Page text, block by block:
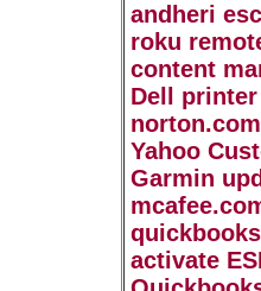
andheri
roku
content
Dell
Yahoo
Garmin
activate